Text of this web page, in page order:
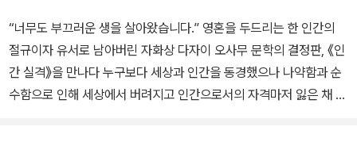
눈치채고 큰 충격을 받았다. 1937년 다자이와 오야마는 미나카미 온
천에서 칼모틴을 먹고 네 번째 자살을 기도하지만 둘 다 살아남았고,
이때의 일은 〈우바스테〉(1938)에 녹아들었다. 1948년 결핵 증세로
인한 객혈이 심해진 다자이는 불륜 관계였던 야마자키 도미에와 다마
“너무도 부끄러운 생을 살아왔습니다.” 영혼을 두드리는 한 인간의
절규이자 유서로 남아버린 자화상 다자이 오사무 문학의 결정판, 《인
간 실격》을 만나다 누구보다 세상과 인간을 동경했으나 나약함과 순
수함으로 인해 세상에서 버려지고 인간으로서의 자격마저 잃은 채 파